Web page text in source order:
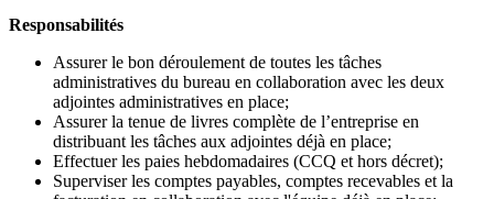
Responsabilités
Assurer le bon déroulement de toutes les tâches
administratives du bureau en collaboration avec les deux
adjointes administratives en place;
Assurer la tenue de livres complète de l’entreprise en
distribuant les tâches aux adjointes déjà en place;
Effectuer les paies hebdomadaires (CCQ et hors décret);
Superviser les comptes payables, comptes recevables et la